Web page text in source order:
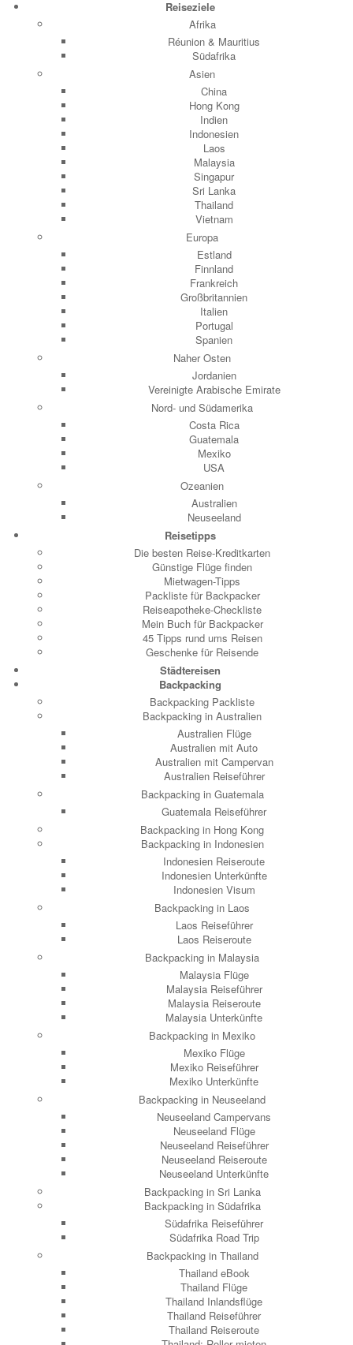
Reiseziele
Afrika
Réunion & Mauritius
Südafrika
Asien
China
Hong Kong
Indien
Indonesien
Laos
Malaysia
Singapur
Sri Lanka
Thailand
Vietnam
Europa
Estland
Finnland
Frankreich
Großbritannien
Italien
Portugal
Spanien
Naher Osten
Jordanien
Vereinigte Arabische Emirate
Nord- und Südamerika
Costa Rica
Guatemala
Mexiko
USA
Ozeanien
Australien
Neuseeland
Reisetipps
Die besten Reise-Kreditkarten
Günstige Flüge finden
Mietwagen-Tipps
Packliste für Backpacker
Reiseapotheke-Checkliste
Mein Buch für Backpacker
45 Tipps rund ums Reisen
Geschenke für Reisende
Städtereisen
Backpacking
Backpacking Packliste
Backpacking in Australien
Australien Flüge
Australien mit Auto
Australien mit Campervan
Australien Reiseführer
Backpacking in Guatemala
Guatemala Reiseführer
Backpacking in Hong Kong
Backpacking in Indonesien
Indonesien Reiseroute
Indonesien Unterkünfte
Indonesien Visum
Backpacking in Laos
Laos Reiseführer
Laos Reiseroute
Backpacking in Malaysia
Malaysia Flüge
Malaysia Reiseführer
Malaysia Reiseroute
Malaysia Unterkünfte
Backpacking in Mexiko
Mexiko Flüge
Mexiko Reiseführer
Mexiko Unterkünfte
Backpacking in Neuseeland
Neuseeland Campervans
Neuseeland Flüge
Neuseeland Reiseführer
Neuseeland Reiseroute
Neuseeland Unterkünfte
Backpacking in Sri Lanka
Backpacking in Südafrika
Südafrika Reiseführer
Südafrika Road Trip
Backpacking in Thailand
Thailand eBook
Thailand Flüge
Thailand Inlandsflüge
Thailand Reiseführer
Thailand Reiseroute